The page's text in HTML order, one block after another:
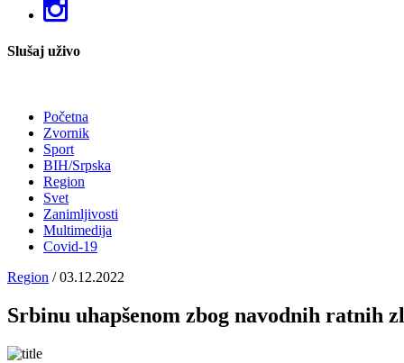
Slušaj uživo
Main
navigation
Početna
Zvornik
Sport
BIH/Srpska
Region
Svet
Zanimljivosti
Multimedija
Covid-19
Region / 03.12.2022
Srbinu uhapšenom zbog navodnih ratnih
Slika